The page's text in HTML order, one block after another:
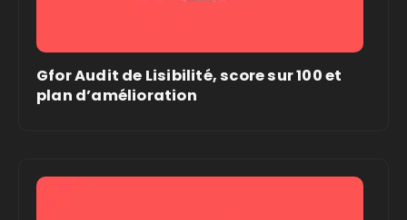
Gfor Audit de Lisibilité, score sur 100 et
plan d’amélioration